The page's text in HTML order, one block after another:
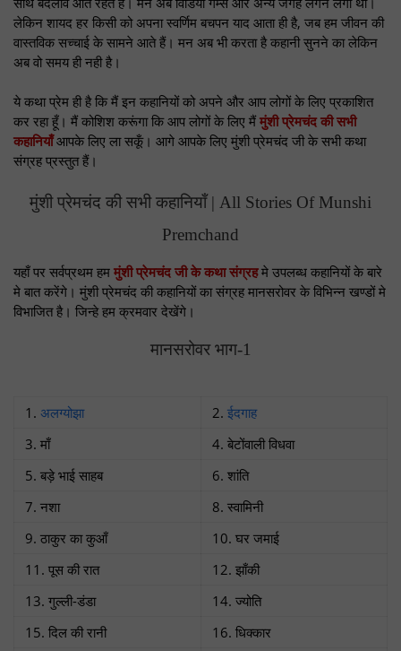
लेकिन शायद हर किसी को अपना स्वर्णिम बचपन याद आता ही है, जब हम जीवन की
वास्तविक सच्चाई के सामने आते हैं। मन अब भी करता है कहानी सुनने का लेकिन
अब वो समय ही नही है।
ये कथा प्रेम ही है कि मैं इन कहानियों को अपने और आप लोगों के लिए प्रकाशित
कर रहा हूँ। मैं कोशिश करूंगा कि आप लोगों के लिए मैंमुंशी प्रेमचंद की सभी
कहानियाँआपके लिए ला सकूँ। आगे आपके लिए मुंशी प्रेमचंद जी के सभी कथा
संग्रह प्रस्तुत हैं।
मुंशी प्रेमचंद की सभी कहानियाँ | All Stories Of Munshi
Premchand
यहाँ पर सर्वप्रथम हम मुंशी प्रेमचंद जी के कथा संग्रहमे उपलब्ध कहानियों के बारे
मे बात करेंगे। मुंशी प्रेमचंद की कहानियों का संग्रह मानसरोवर के विभिन्न खण्डों मे
विभाजित है। जिन्हे हम क्रमवार देखेंगे।
मानसरोवर भाग-1
1. अलग्योझा 2. ईदगाह
3. माँ
4. बेटोंवाली विधवा
5. बड़े भाई साहब
6. शांति
7. नशा
8. स्‍वामिनी
9. ठाकुर का कुआँ
10. घर जमाई
11. पूस की रात
12. झाँकी
13. गुल्‍ली-डंडा
14. ज्योति
15. दिल की रानी
16. धिक्‍कार